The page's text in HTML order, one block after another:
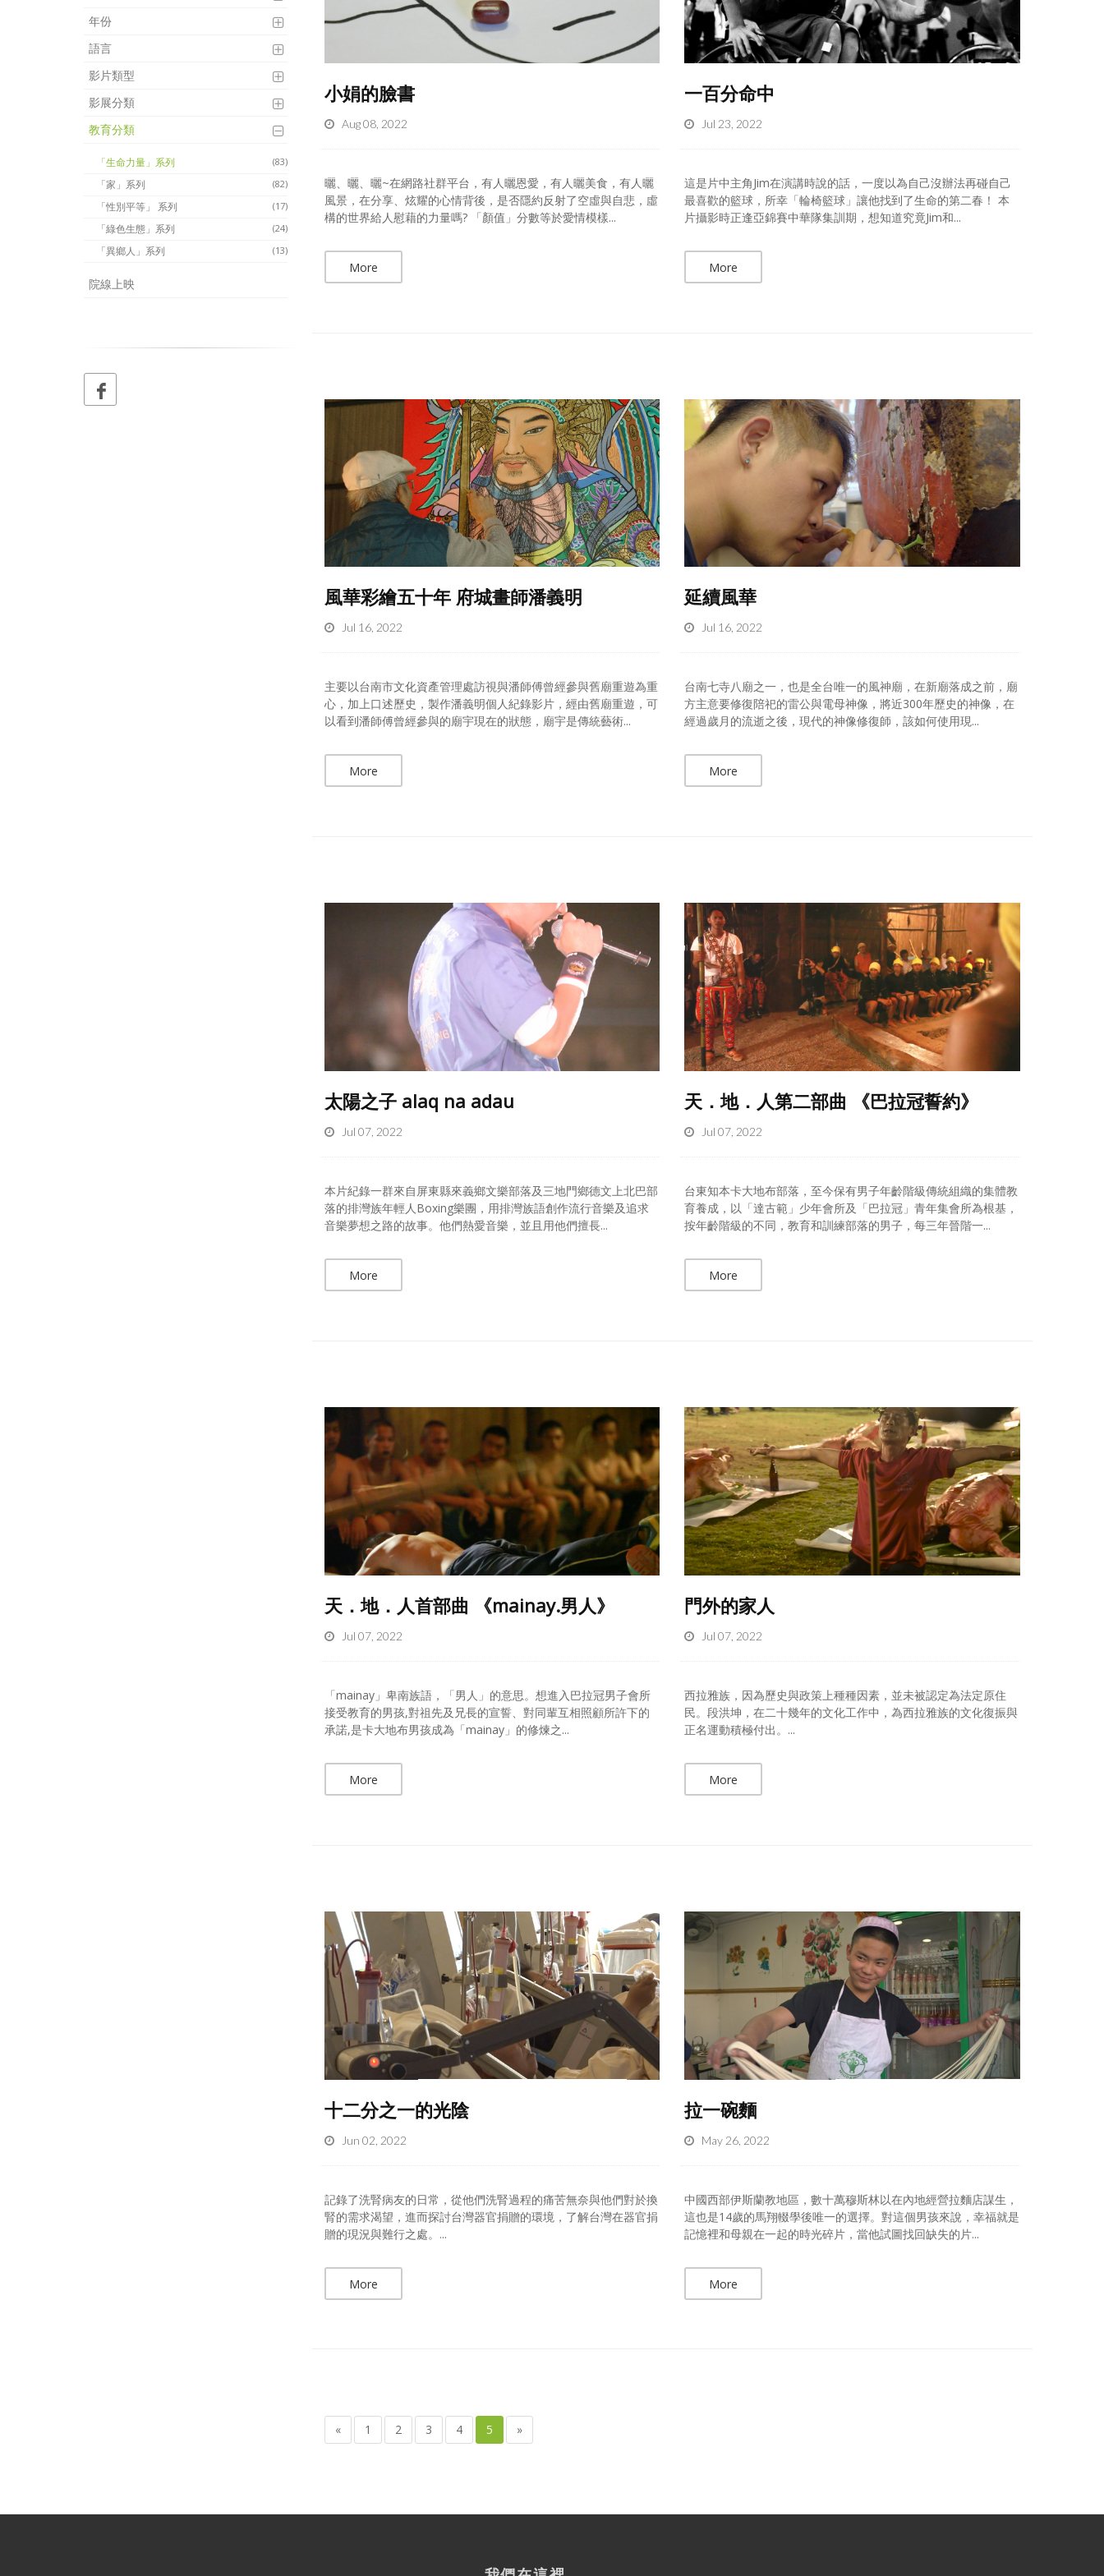
年份
語言
影片類型
影展分類
教育分類
(83)
「生命力量」系列
(82)
「家」系列
(17)
「性別平等」 系列
(24)
「綠色生態」系列
(13)
「異鄉人」系列
院線上映
小娟的臉書
Aug 08, 2022
曬、曬、曬~在網路社群平台，有人曬恩愛，有人曬美食，有人曬
風景，在分享、炫耀的心情背後，是否隱約反射了空虛與自悲，虛
構的世界給人慰藉的力量嗎? 「顏值」分數等於愛情模樣...
More
一百分命中
Jul 23, 2022
這是片中主角Jim在演講時說的話，一度以為自己沒辦法再碰自己
最喜歡的籃球，所幸「輪椅籃球」讓他找到了生命的第二春！ 本
片攝影時正逢亞錦賽中華隊集訓期，想知道究竟Jim和...
More
風華彩繪五十年 府城畫師潘義明
Jul 16, 2022
主要以台南市文化資產管理處訪視與潘師傅曾經參與舊廟重遊為重
心，加上口述歷史，製作潘義明個人紀錄影片，經由舊廟重遊，可
以看到潘師傅曾經參與的廟宇現在的狀態，廟宇是傳統藝術...
More
延續風華
Jul 16, 2022
台南七寺八廟之一，也是全台唯一的風神廟，在新廟落成之前，廟
方主意要修復陪祀的雷公與電母神像，將近300年歷史的神像，在
經過歲月的流逝之後，現代的神像修復師，該如何使用現...
More
太陽之子 alaq na adau
Jul 07, 2022
本片紀錄一群來自屏東縣來義鄉文樂部落及三地門鄉德文上北巴部
落的排灣族年輕人Boxing樂團，用排灣族語創作流行音樂及追求
音樂夢想之路的故事。他們熱愛音樂，並且用他們擅長...
More
天．地．人第二部曲 《巴拉冠誓約》
Jul 07, 2022
台東知本卡大地布部落，至今保有男子年齡階級傳統組織的集體教
育養成，以「達古範」少年會所及「巴拉冠」青年集會所為根基，
按年齡階級的不同，教育和訓練部落的男子，每三年晉階一...
More
天．地．人首部曲 《mainay.男人》
Jul 07, 2022
「mainay」卑南族語，「男人」的意思。想進入巴拉冠男子會所
接受教育的男孩,對祖先及兄長的宣誓、對同輩互相照顧所許下的
承諾,是卡大地布男孩成為「mainay」的修煉之...
More
門外的家人
Jul 07, 2022
西拉雅族，因為歷史與政策上種種因素，並未被認定為法定原住
民。段洪坤，在二十幾年的文化工作中，為西拉雅族的文化復振與
正名運動積極付出。...
More
十二分之一的光陰
Jun 02, 2022
記錄了洗腎病友的日常，從他們洗腎過程的痛苦無奈與他們對於換
腎的需求渴望，進而探討台灣器官捐贈的環境，了解台灣在器官捐
贈的現況與難行之處。...
More
拉一碗麵
May 26, 2022
中國西部伊斯蘭教地區，數十萬穆斯林以在內地經營拉麵店謀生，
這也是14歲的馬翔輟學後唯一的選擇。對這個男孩來說，幸福就是
記憶裡和母親在一起的時光碎片，當他試圖找回缺失的片...
More
« 1 2 3 4 5 »